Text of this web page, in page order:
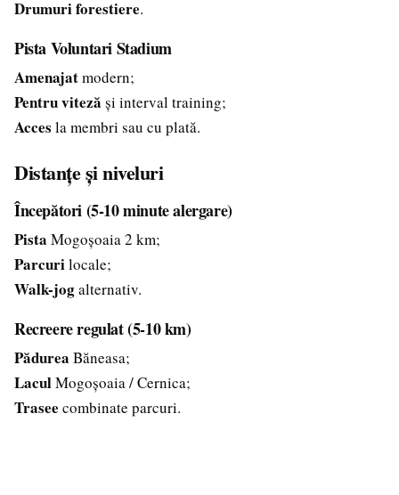
Drumuri forestiere.
Pista Voluntari Stadium
Amenajatmodern;
Pentru viteză și interval training;
Acces la membri sau cu plată.
Distanțe și niveluri
Începători (5-10 minute alergare)
Pista Mogoșoaia 2 km;
Parcurilocale;
Walk-jogalternativ.
Recreere regulat (5-10 km)
Pădurea Băneasa;
LaculMogoșoaia / Cernica;
Trasee combinate parcuri.